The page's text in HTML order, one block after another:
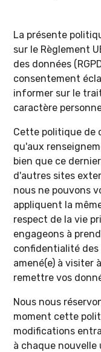
La présente
sur le Règlement
des données
consentement
informer sur le
caractère
Cette politique de
qu'aux
bien que ce
d'autres sites
nous ne pouvons
appliquent la
respect de la vie
engageons à
confidentialité des
amené(e) à visiter
remettre vos
Nous nous
moment cette
modifications
à chaque